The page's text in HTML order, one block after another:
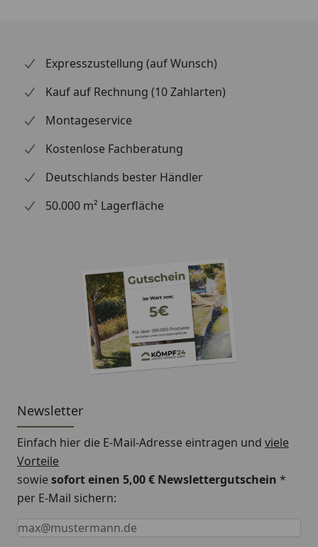
Erscheinungsbild:
Struktur:
Farbbereich:
Fugenbild:
Grundfarbe:
Abmessung:
Gesamtstärke:
9 mm
2052 x 219 mm
schwimmend
Integrierter
Schallschutz:
ja
Feuchtraumgeeignet: wasserresistent 4Std.
HINWEIS:Die Farbgebung kann je nach
Expresszustellung (auf Wunsch)
Kauf auf Rechnung (10 Zahlarten)
Montageservice
Kostenlose Fachberatung
Deutschlands bester Händler
50.000 m² Lagerfläche
Newsletter
Einfach hier die E-Mail-Adresse eintragen und viele
Vorteile
sowiesofort einen 5,00 € Newslettergutschein *
per E-Mail sichern:
Keine Eingabe erforderlich
Eingabe erforderlich
E-Mail *